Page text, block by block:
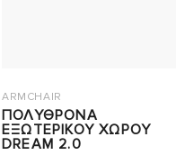
ARMCHAIR
ΠΟΛΥΘΡΟΝΑ
ΕΞΩΤΕΡΙΚΟΥ ΧΩΡΟΥ
DREAM 2.0